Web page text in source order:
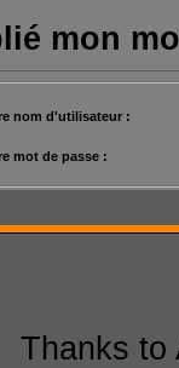
mon
nom d'utilisateur :
mot de passe :
Thanks to